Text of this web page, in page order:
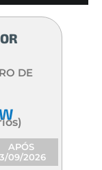
DE
APÓS
09/2026